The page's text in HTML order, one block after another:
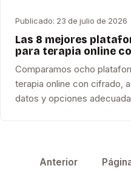
Publicado: 23 de julio de 2026
Las 8 mejores
para terapia online
Comparamos ocho
terapia online con cifrado,
datos y opciones
Anterior